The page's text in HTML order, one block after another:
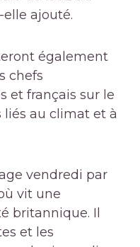
ajouté.
également
chefs
et français sur le
au climat et à
vendredi par
vit une
britannique. Il
et les